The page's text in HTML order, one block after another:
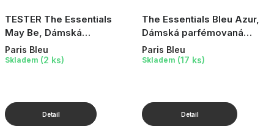
TESTER The Essentials
May Be, Dámská
parfémovaná voda, 100 ml
Paris Bleu
Skladem (2 ks)
The Essentials Bleu Azur,
Dámská parfémovaná
voda, 100 ml
Paris Bleu
Skladem (17 ks)